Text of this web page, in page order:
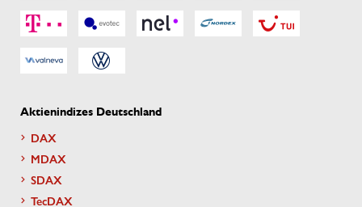
Aktienindizes Deutschland
DAX
MDAX
SDAX
TecDAX